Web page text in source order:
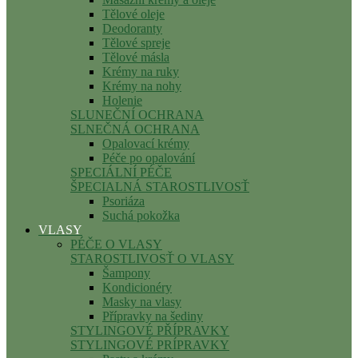
Tělové oleje
Deodoranty
Tělové spreje
Tělové másla
Krémy na ruky
Krémy na nohy
Holenie
SLUNEČNÍ OCHRANA
SLNEČNÁ OCHRANA
Opalovací krémy
Péče po opalování
SPECIÁLNÍ PÉČE
ŠPECIALNÁ STAROSTLIVOSŤ
Psoriáza
Suchá pokožka
VLASY
PÉČE O VLASY
STAROSTLIVOSŤ O VLASY
Šampony
Kondicionéry
Masky na vlasy
Přípravky na šediny
STYLINGOVÉ PŘÍPRAVKY
STYLINGOVÉ PRÍPRAVKY